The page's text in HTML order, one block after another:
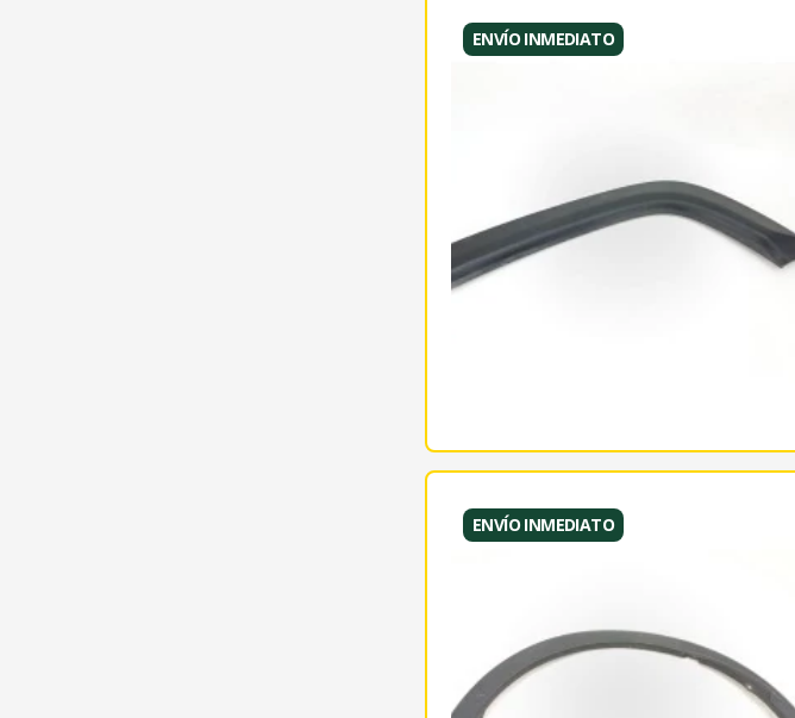
ENVÍO INMEDIATO
ENVÍO INMEDIATO